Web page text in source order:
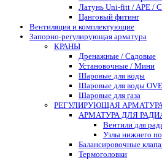
Латунь Uni-fitt / APE /
Цанговый фитинг
Вентиляция и комплектующие
Запорно-регулирующая арматура
КРАНЫ
Дренажные / Садовые
Установочные / Мини
Шаровые для воды
Шаровые для воды
Шаровые для газа
РЕГУЛИРУЮЩАЯ АРМАТУРА
АРМАТУРА ДЛЯ
Вентили для
Узлы нижнего
Балансировочные
Термоголовки